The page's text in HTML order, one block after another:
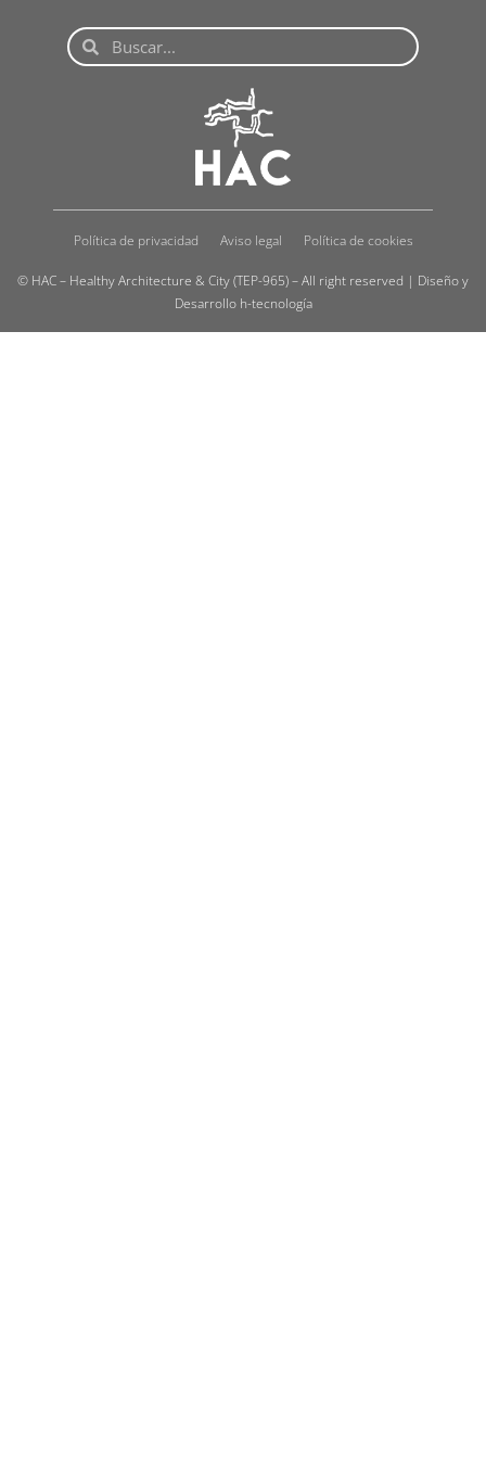
Política de privacidad Aviso legal Política de cookies
© HAC – Healthy Architecture & City (TEP-965) – All right reserved | Diseño y
Desarrollo h-tecnología